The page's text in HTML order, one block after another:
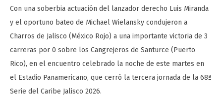
Con una soberbia actuación del lanzador derecho Luis Miranda
y el oportuno bateo de Michael Wielansky condujeron a
Charros de Jalisco (México Rojo) a una importante victoria de 3
carreras por 0 sobre los Cangrejeros de Santurce (Puerto
Rico), en el encuentro celebrado la noche de este martes en
el Estadio Panamericano, que cerró la tercera jornada de la 68ª
Serie del Caribe Jalisco 2026.